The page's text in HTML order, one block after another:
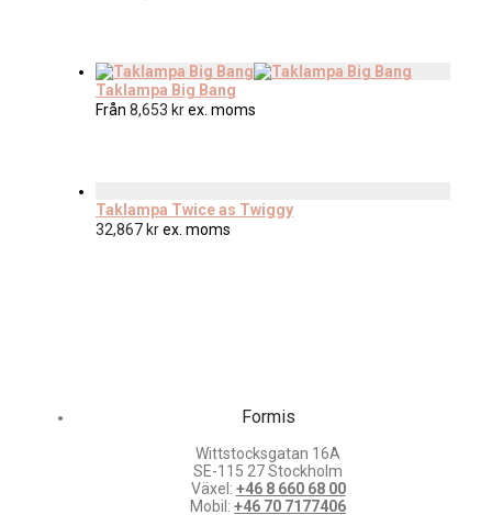
Taklampa Big Bang
Från 8,653 krex. moms
Taklampa Twice as Twiggy
32,867 krex. moms
Formis
Wittstocksgatan 16A
SE-115 27 Stockholm
Växel: +46 8 660 68 00
Mobil: +46 70 7177406